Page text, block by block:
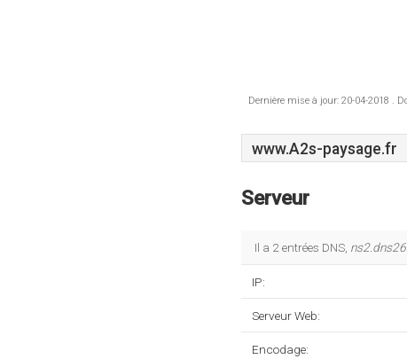
Dernière mise à jour: 20-04-2018 .
www.A2s-paysage.fr
Serveur
Il a 2 entrées DNS,
IP:
Serveur Web:
Encodage: